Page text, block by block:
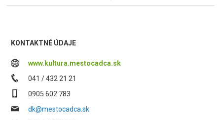
KONTAKTNÉ ÚDAJE
www.kultura.mestocadca.sk
041 / 432 21 21
0905 602 783
dk@mestocadca.sk